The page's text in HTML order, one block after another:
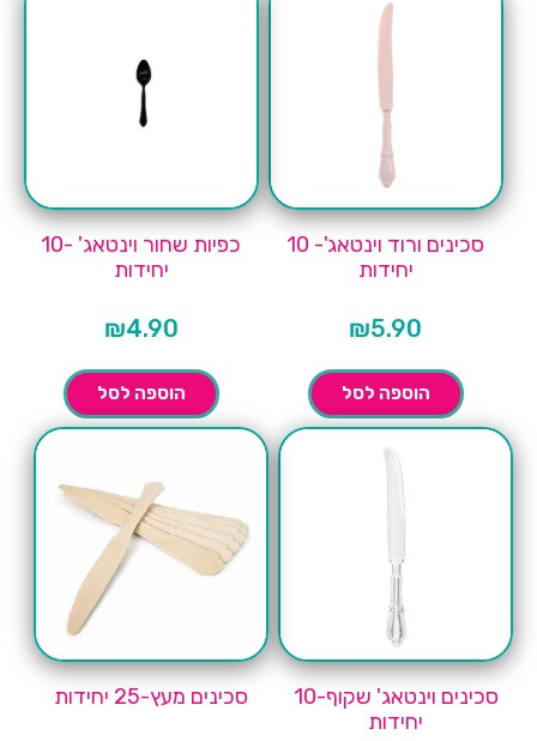
סכינים ורוד וינטאג'- 10
יחידות
₪5.90
הוספה לסל
כפיות שחור וינטאג' -10
יחידות
₪4.90
הוספה לסל
סכינים וינטאג' שקוף-10
יחידות
סכינים מעץ-25 יחידות